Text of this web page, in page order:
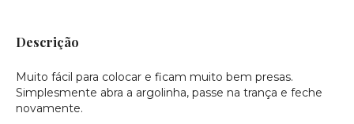
Descrição
Muito fácil para colocar e ficam muito bem presas.
Simplesmente abra a argolinha, passe na trança e feche
novamente.